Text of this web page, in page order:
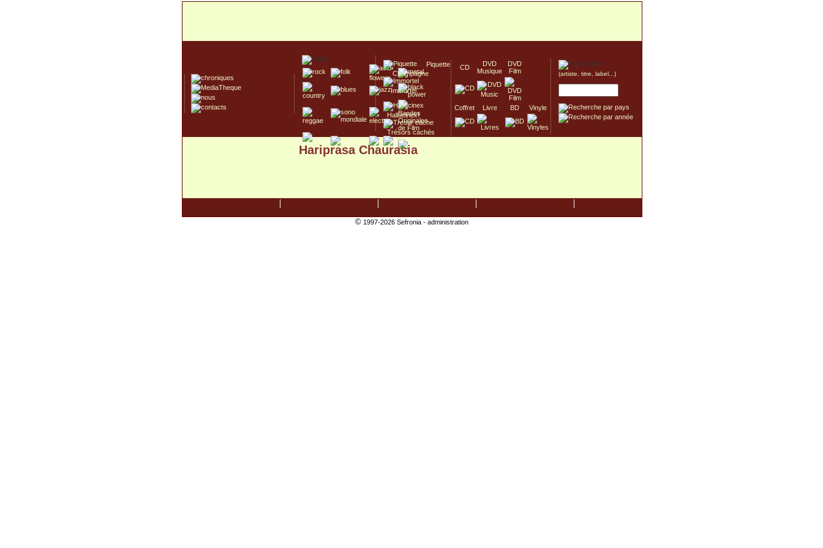
Piquette
Champagne
Immortel
Hallucinex!
Trésors cachés
Culte/Collector
CD
DVD
Musique
DVD
Film
Coffret Livre BD Vinyle
(artiste, titre, label...)
Hariprasa Chaurasia
©1997-2026 Sefronia - administration